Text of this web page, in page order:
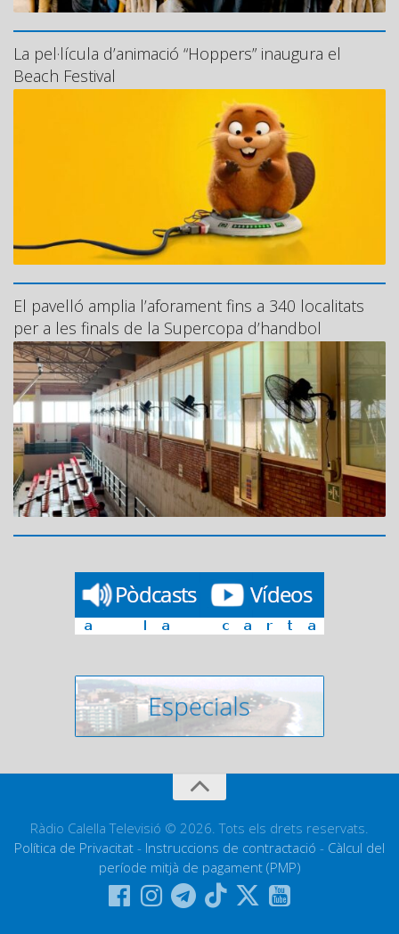
La pel·lícula d’animació “Hoppers” inaugura el
Beach Festival
El pavelló amplia l’aforament fins a 340 localitats
per a les finals de la Supercopa d’handbol
Ràdio Calella Televisió © 2026. Tots els drets reservats.
Política de Privacitat - Instruccions de contractació - Càlcul del
període mitjà de pagament (PMP)